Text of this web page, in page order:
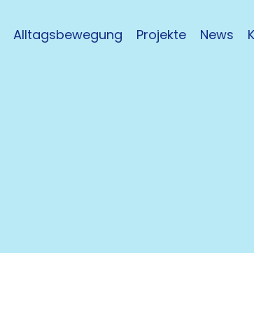
Alltagsbewegung Projekte News